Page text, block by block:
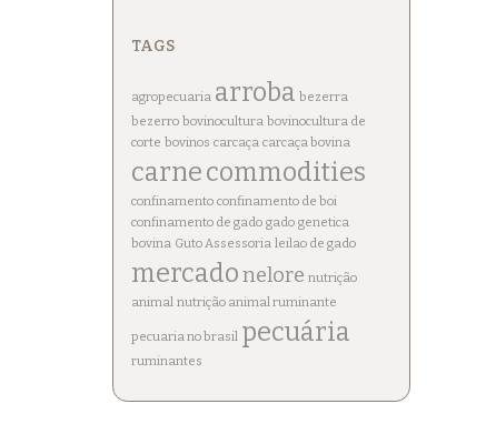
TAGS
agropecuaria arroba bezerra
bezerro bovinocultura bovinocultura de
corte bovinos carcaça carcaça bovina
carnecommodities
confinamento confinamento de boi
confinamento de gado gado genetica
bovina Guto Assessoria leilao de gado
mercado nelore nutrição
animal nutrição animal ruminante
pecuaria no brasil pecuária
ruminantes